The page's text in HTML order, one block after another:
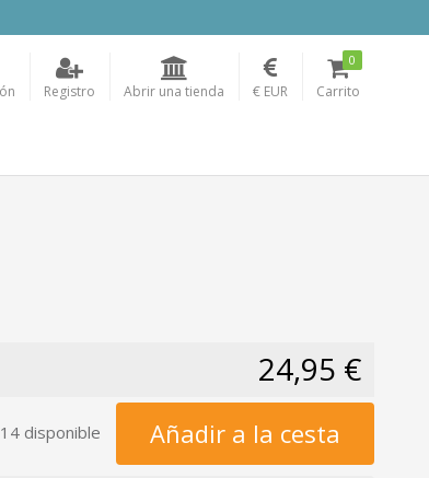
Registro Abrir una tienda € EUR Carrito
0
24,95 €
14 disponible Añadir a la cesta